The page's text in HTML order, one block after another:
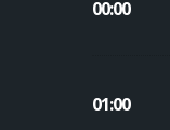
00:00
01:00